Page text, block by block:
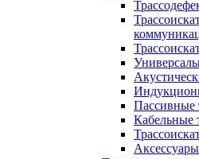
Пассивные
Кабельные